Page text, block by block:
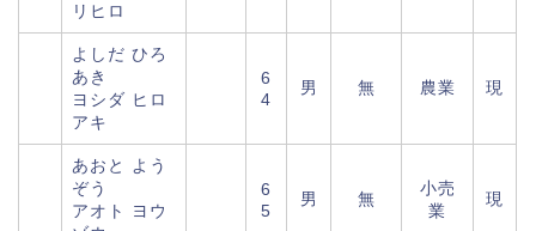
リヒロ
よしだ ひろ
あき
ヨシダ ヒロ
アキ
6
4
男 無 農業 現
あおと よう
ぞう
アオト ヨウ
6
5
男 無
小売
業
現